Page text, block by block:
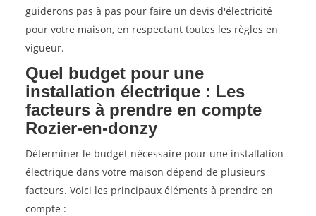
guiderons pas à pas pour faire un devis d'électricité
pour votre maison, en respectant toutes les règles en
vigueur.
Quel budget pour une
installation électrique : Les
facteurs à prendre en compte
Rozier-en-donzy
Déterminer le budget nécessaire pour une installation
électrique dans votre maison dépend de plusieurs
facteurs. Voici les principaux éléments à prendre en
compte :